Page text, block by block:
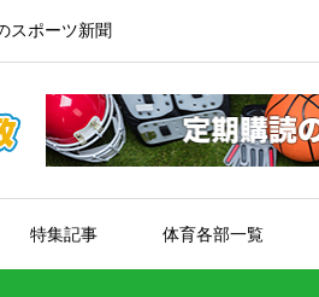
スポーツ新聞
特集記事 体育各部一覧